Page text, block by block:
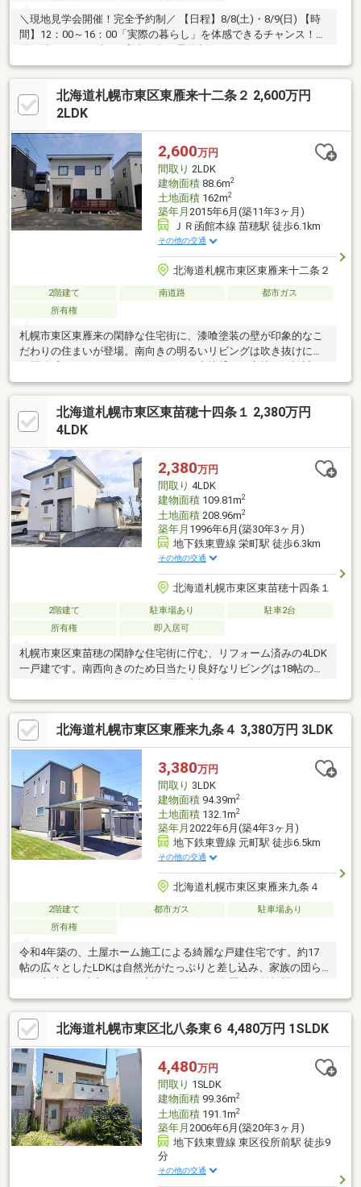
＼現地見学会開催！完全予約制／ 【日程】8/8(土)・8/9(日) 【時
間】12：00～16：00「実際の暮らし」を体感できるチャンス！混
では分からない日当たりや広さを、ぜひ現地でご確認ください。
■ご予約・詳細はこちら↓≪ ハウスドゥ美香保：011-792-6430≫
当日予約も受付中！お気軽にお電話ください♪
北海道札幌市東区東雁来十二条２ 2,600万円
2LDK
2,600万円
間取り 2LDK
建物面積88.6m2
土地面積162m2
築年月 2015年6月(築11年3ヶ月)
ＪＲ函館本線 苗穂駅 徒歩6.1km
その他の交通
北海道札幌市東区東雁来十二条２
2階建て 南道路
都市ガス
所有権
札幌市東区東雁来の閑静な住宅街に、漆喰塗装の壁が印象的なこ
だわりの住まいが登場。南向きの明るいリビングは吹き抜けによ
す。WICやSIC、納戸と収納力が備わり、住空間を広々と活用可
能。1坪以上の浴室や各階のトイレ、食洗機など、快適な暮らしを
支える設備が揃っています。徒歩10分圏内にはスーパーやドラッ
グストア、小学校が点在し、バス停も徒歩2分と利便性に優れた立
棟です。
北海道札幌市東区東苗穂十四条１ 2,380万円
4LDK
2,380万円
間取り 4LDK
建物面積109.81m2
土地面積208.96m2
築年月 1996年6月(築30年3ヶ月)
地下鉄東豊線 栄町駅 徒歩6.3km
その他の交通
北海道札幌市東区東苗穂十四条１
2階建て 駐車場あり
駐車2台
所有権
即入居可
札幌市東区東苗穂の閑静な住宅街に佇む、リフォーム済みの4LDK
一戸建です。南西向きのため日当たり良好なリビングは18帖の広
令和7年12月に内外装を一新。システムキッチン、バスルーム、
洗面台、トイレなどの水回りはもちろん、フローリングやクロ
ス、外壁・屋根まで刷新しています。各居室にクローゼットを備
え収納も豊富。駐車2台分のスペースも確保済みです。周辺は平坦
地で生活しやすく、落ち着いた環境をお探しの方におすすめの住
まいです。空き家のため即時の入居も可能。ぜひ室内をご見学く
ださい。
北海道札幌市東区東雁来九条４ 3,380万円 3LDK
3,380万円
間取り 3LDK
建物面積94.39m2
土地面積132.1m2
築年月 2022年6月(築4年3ヶ月)
地下鉄東豊線 元町駅 徒歩6.5km
その他の交通
北海道札幌市東区東雁来九条４
2階建て 都市ガス
駐車場あり
所有権
令和4年築の、土屋ホーム施工による綺麗な戸建住宅です。約17
帖の広々としたLDKは自然光がたっぷりと差し込み、家族の団ら
家事の負担を軽減する設備も充実。全居室収納やシューズインク
ローゼットなど、片付けやすさにもこだわった設計です。カーポ
ートを含め駐車2台が可能で、大切なお車も安心。静かな住環境
で、公園も近く子育て世帯にも適した物件です。国道275号線へ
のアクセスも良好。ぜひ一度、実際の空間をご体感ください。素
敵な新生活のご検討はお早めに。
北海道札幌市東区北八条東６ 4,480万円 1SLDK
4,480万円
間取り 1SLDK
建物面積99.36m2
土地面積191.1m2
築年月 2006年6月(築20年3ヶ月)
地下鉄東豊線 東区役所前駅 徒歩9
分
その他の交通